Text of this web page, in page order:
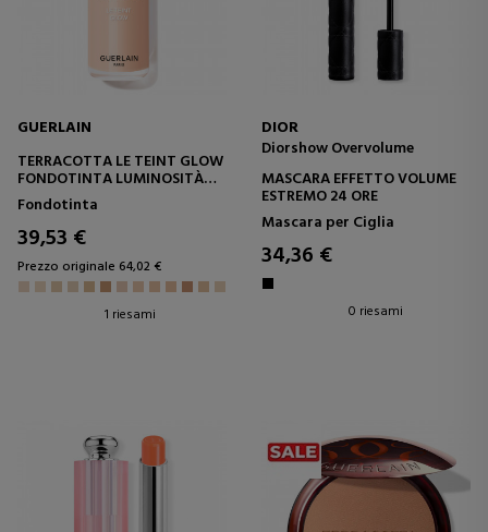
GUERLAIN
TERRACOTTA LE TEINT GLOW
FONDOTINTA LUMINOSITÀ
NATURALE A LUNGA TENUTA
Fondotinta
39,53 €
Prezzo originale 64,02 €
1 riesami
DIOR
Diorshow Overvolume
MASCARA EFFETTO VOLUME
ESTREMO 24 ORE
Mascara per Ciglia
34,36 €
0 riesami